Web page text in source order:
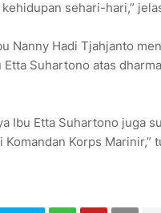
sehari-hari,”
Nanny Hadi Tjahjanto
Suhartono atas
Ibu Etta Suhartono juga
Korps Marinir,”